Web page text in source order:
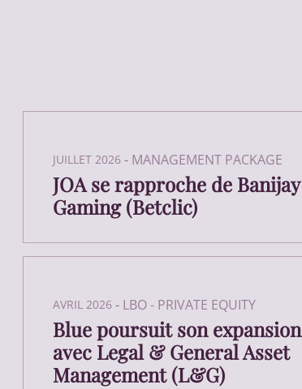
JUILLET 2026 - MANAGEMENT PACKAGE
JOA se rapproche de Banijay
Gaming (Betclic)
AVRIL 2026 - LBO - PRIVATE EQUITY
Blue poursuit son expansion
avec Legal & General Asset
Management (L&G)